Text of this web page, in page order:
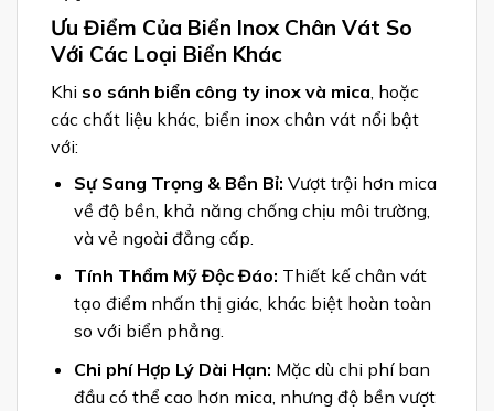
Ưu Điểm Của Biển Inox Chân Vát So
Với Các Loại Biển Khác
Khi so sánh biển công ty inox và mica , hoặc
các chất liệu khác, biển inox chân vát nổi bật
với:
Sự Sang Trọng & Bền Bỉ: Vượt trội hơn mica
về độ bền, khả năng chống chịu môi trường,
và vẻ ngoài đẳng cấp.
Tính Thẩm Mỹ Độc Đáo: Thiết kế chân vát
tạo điểm nhấn thị giác, khác biệt hoàn toàn
so với biển phẳng.
Chi phí Hợp Lý Dài Hạn: Mặc dù chi phí ban
đầu có thể cao hơn mica, nhưng độ bền vượt